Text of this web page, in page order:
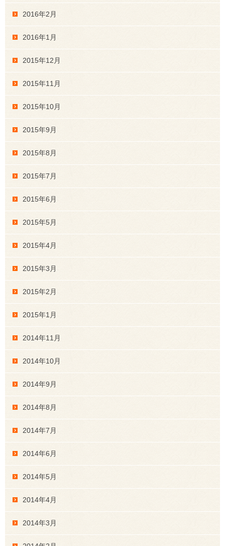
2016年2月
2016年1月
2015年12月
2015年11月
2015年10月
2015年9月
2015年8月
2015年7月
2015年6月
2015年5月
2015年4月
2015年3月
2015年2月
2015年1月
2014年11月
2014年10月
2014年9月
2014年8月
2014年7月
2014年6月
2014年5月
2014年4月
2014年3月